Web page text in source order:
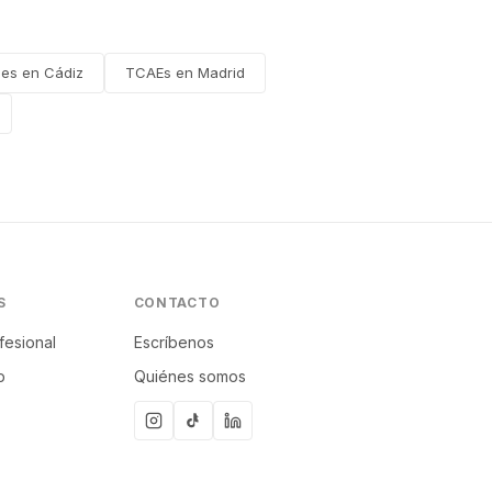
en Cádiz TCAEs en Madrid
CONTACTO
Escríbenos
Quiénes somos